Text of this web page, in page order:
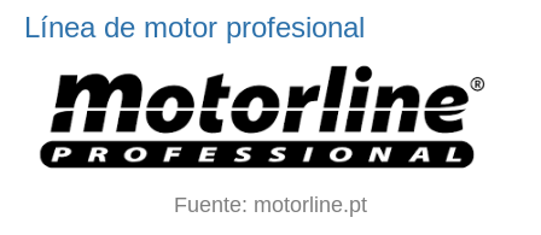
Línea de motor profesional
Fuente: motorline.pt